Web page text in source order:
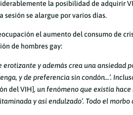
la posibilidad de adquirir
sesión se alargue por varios días.
el aumento del consumo de
de hombres gay:
y además crea una ansiedad
y de preferencia sin condón…’.
del VIH], un fenómeno que existía
y así endulzado’. Todo el